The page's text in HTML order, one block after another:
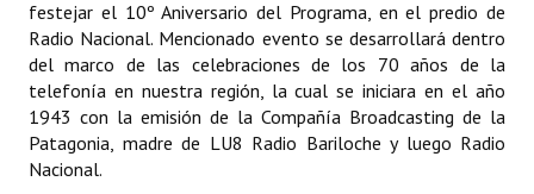
festejar el 10º Aniversario del Programa, en el predio de
Radio Nacional. Mencionado evento se desarrollará dentro
del marco de las celebraciones de los 70 años de la
telefonía en nuestra región, la cual se iniciara en el año
1943 con la emisión de la Compañía Broadcasting de la
Patagonia, madre de LU8 Radio Bariloche y luego Radio
Nacional.